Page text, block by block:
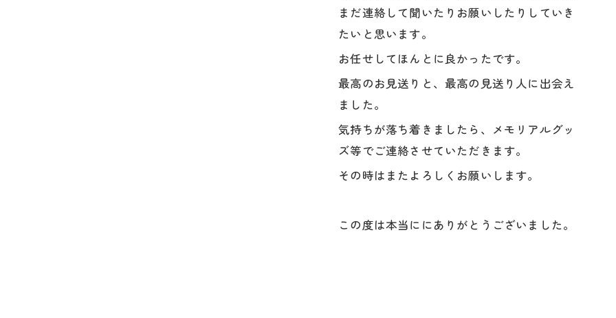
まだ連絡して聞いたりお願いしたりしていき
たいと思います。
お任せしてほんとに良かったです。
最高のお見送りと、最高の見送り人に出会え
ました。
気持ちが落ち着きましたら、メモリアルグッ
ズ等でご連絡させていただきます。
その時はまたよろしくお願いします。
この度は本当ににありがとうございました。